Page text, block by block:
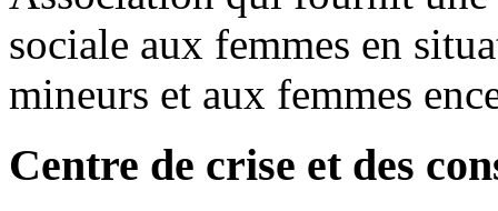
sociale aux femmes en
mineurs et aux femmes
Centre de crise et des